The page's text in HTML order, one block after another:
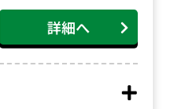
詳細へ